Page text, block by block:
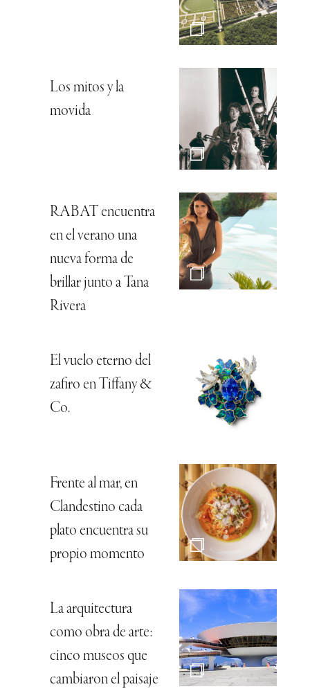
Los mitos y la
movida
RABAT encuentra
en el verano una
nueva forma de
brillar junto a Tana
Rivera
El vuelo eterno del
zafiro en Tiffany &
Co.
Frente al mar, en
Clandestino cada
plato encuentra su
propio momento
La arquitectura
como obra de arte:
cinco museos que
cambiaron el paisaje